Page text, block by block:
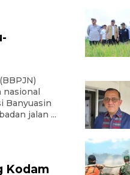
nasional
Banyuasin
jalan ...
Kodam